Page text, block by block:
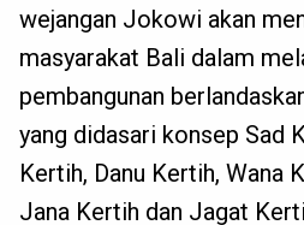
wejangan Jokowi akan
masyarakat Bali dalam
pembangunan
yang didasari konsep Sad
Kertih, Danu Kertih, Wana
Jana Kertih dan Jagat